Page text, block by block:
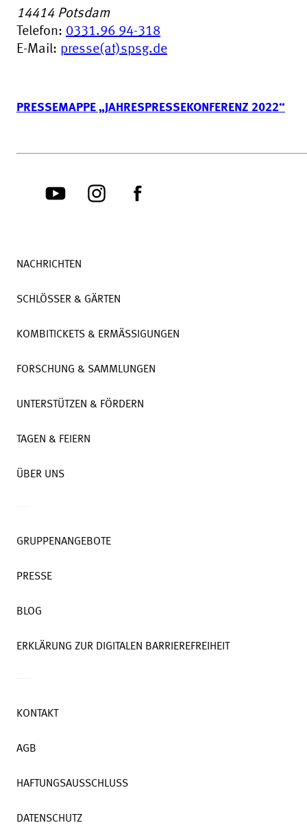
14414 Potsdam
Telefon: 0331.96 94-318
E-Mail: presse(at)spsg.de
PRESSEMAPPE „JAHRESPRESSEKONFERENZ 2022“
NACHRICHTEN
SCHLÖSSER & GÄRTEN
KOMBITICKETS & ERMÄSSIGUNGEN
FORSCHUNG & SAMMLUNGEN
UNTERSTÜTZEN & FÖRDERN
TAGEN & FEIERN
ÜBER UNS
GRUPPENANGEBOTE
PRESSE
BLOG
ERKLÄRUNG ZUR DIGITALEN BARRIEREFREIHEIT
KONTAKT
AGB
HAFTUNGSAUSSCHLUSS
DATENSCHUTZ